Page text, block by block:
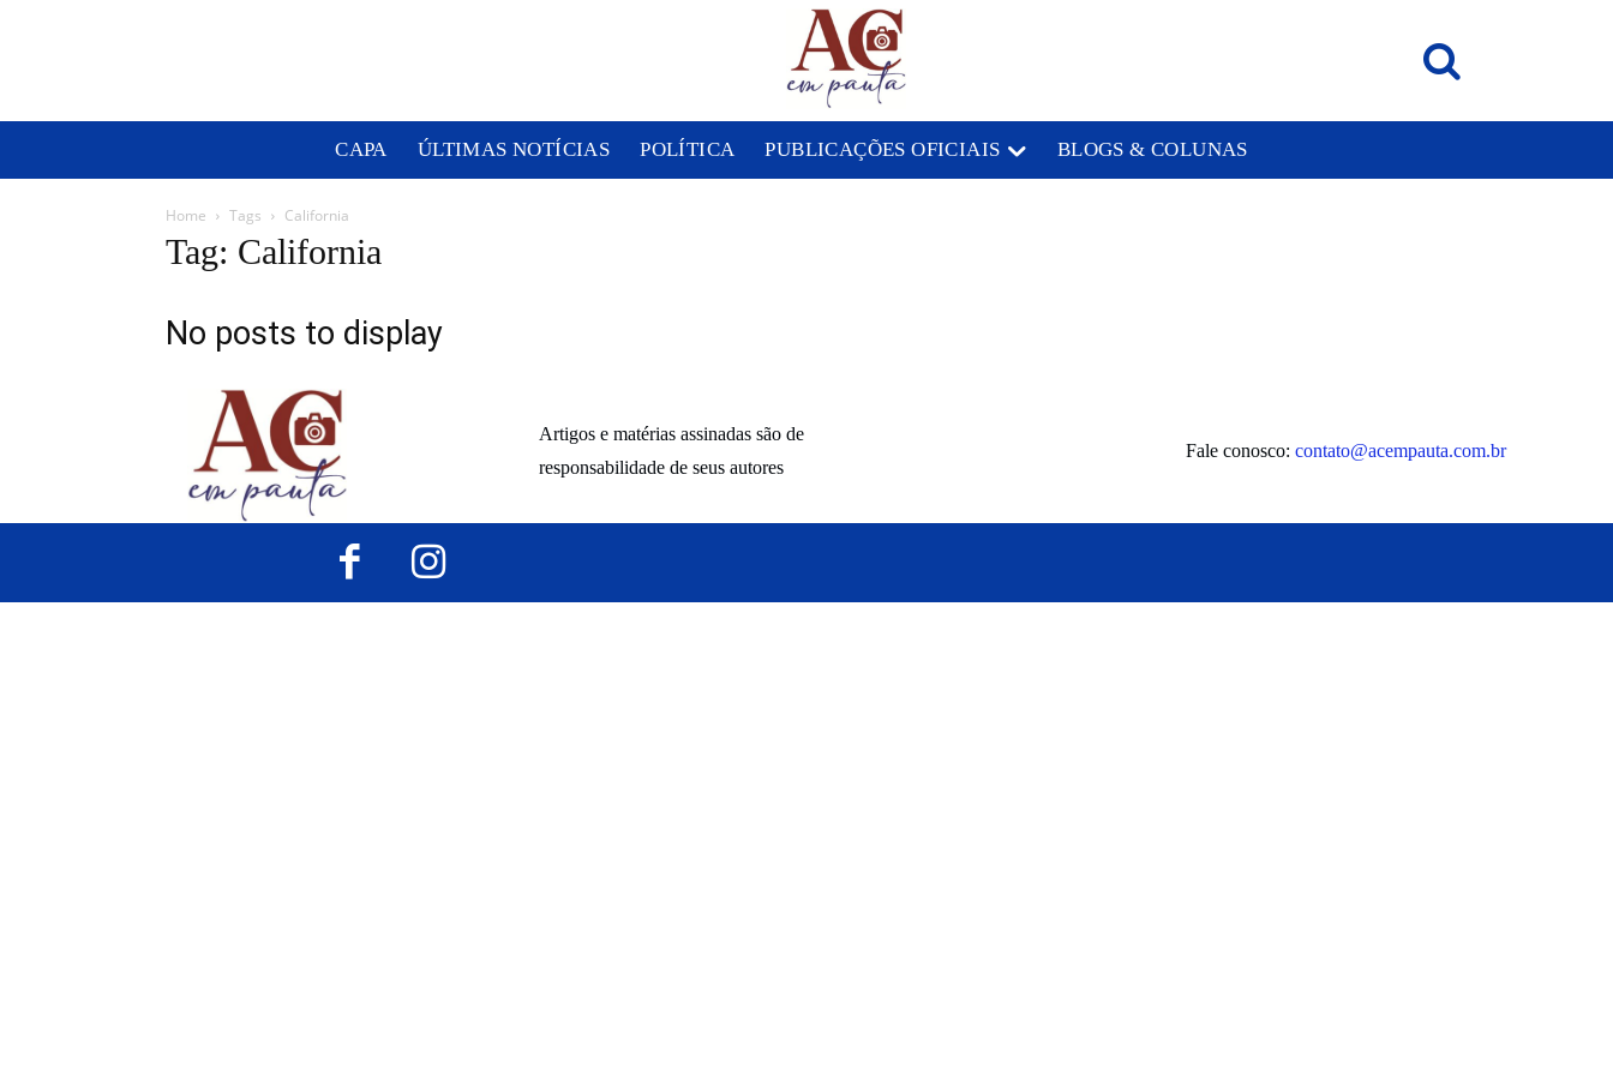
CAPA ÚLTIMAS NOTÍCIAS POLÍTICA PUBLICAÇÕES OFICIAIS BLOGS & COLUNAS
Home Tags California
Tag: California
No posts to display
Artigos e matérias assinadas são de
responsabilidade de seus autores
Fale conosco: contato@acempauta.com.br